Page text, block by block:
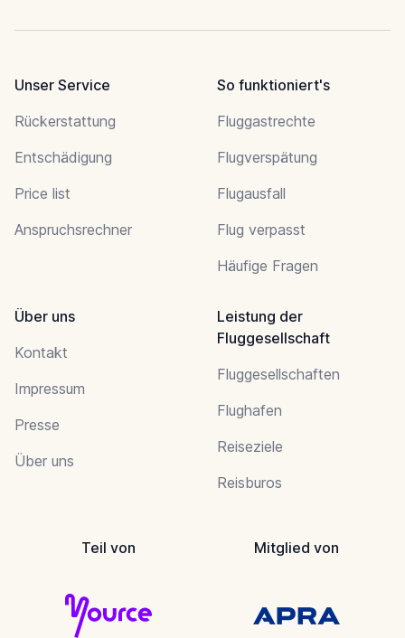
Unser Service
Rückerstattung
Entschädigung
Price list
Anspruchsrechner
So funktioniert's
Fluggastrechte
Flugverspätung
Flugausfall
Flug verpasst
Häufige Fragen
Über uns
Kontakt
Impressum
Presse
Über uns
Leistung der
Fluggesellschaft
Fluggesellschaften
Flughafen
Reiseziele
Reisburos
Teil von Mitglied von